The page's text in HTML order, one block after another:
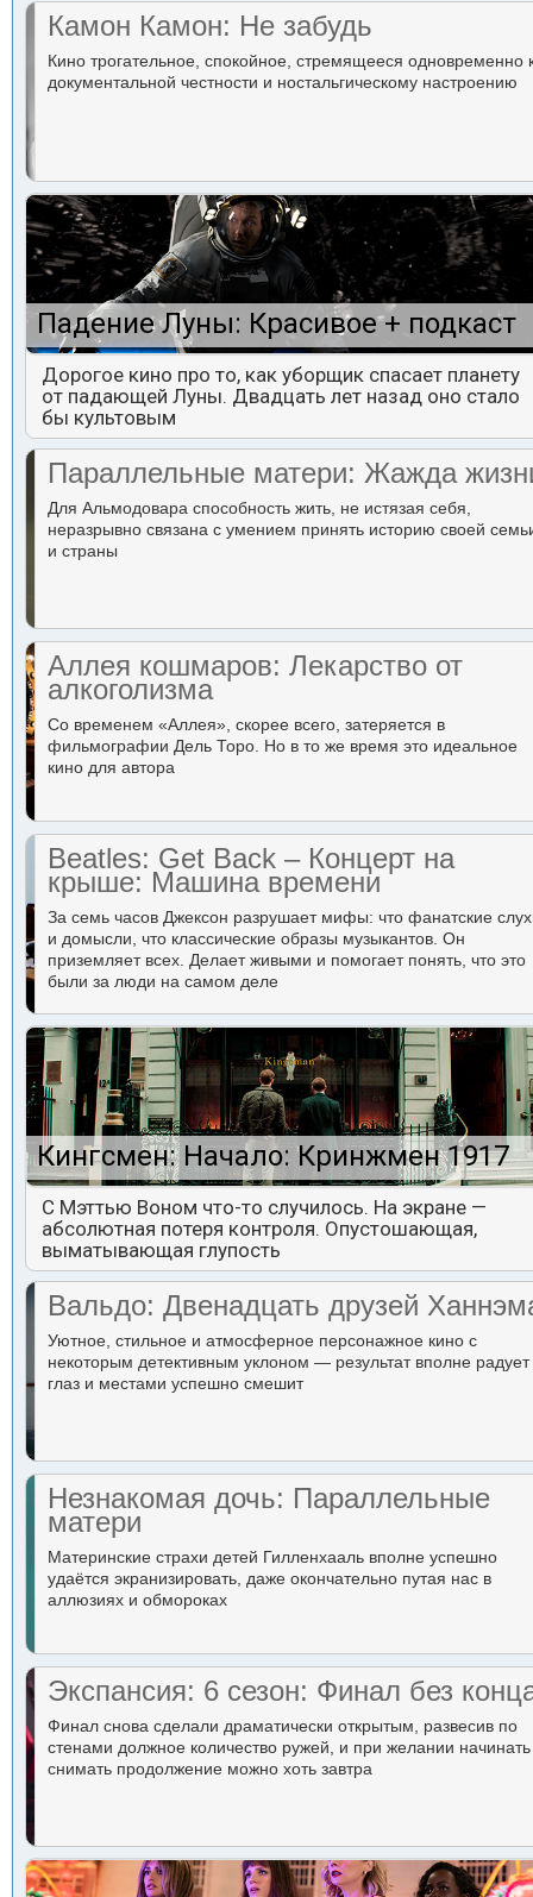
Камон Камон: Не забудь
Кино трогательное, спокойное, стремящееся одновременно
документальной честности и ностальгическому настроению
Падение Луны: Красивое + подкаст
Дорогое кино про то, как уборщик спасает планету
от падающей Луны. Двадцать лет назад оно стало
бы культовым
Параллельные матери: Жажда
Для Альмодовара способность жить, не истязая себя,
неразрывно связана с умением принять историю своей
и страны
Аллея кошмаров: Лекарство от
алкоголизма
Со временем «Аллея», скорее всего, затеряется в
фильмографии Дель Торо. Но в то же время это идеальное
кино для автора
Beatles: Get Back – Концерт на
крыше: Машина времени
За семь часов Джексон разрушает мифы: что фанатские
и домысли, что классические образы музыкантов. Он
приземляет всех. Делает живыми и помогает понять, что это
были за люди на самом деле
Кингсмен: Начало: Кринжмен 1917
С Мэттью Воном что-то случилось. На экране —
абсолютная потеря контроля. Опустошающая,
выматывающая глупость
Вальдо: Двенадцать друзей
Уютное, стильное и атмосферное персонажное кино с
некоторым детективным уклоном — результат вполне радует
глаз и местами успешно смешит
Незнакомая дочь: Параллельные
матери
Материнские страхи детей Гилленхааль вполне успешно
удаётся экранизировать, даже окончательно путая нас в
аллюзиях и обмороках
Экспансия: 6 сезон: Финал без
Финал снова сделали драматически открытым, развесив по
стенами должное количество ружей, и при желании начинать
снимать продолжение можно хоть завтра